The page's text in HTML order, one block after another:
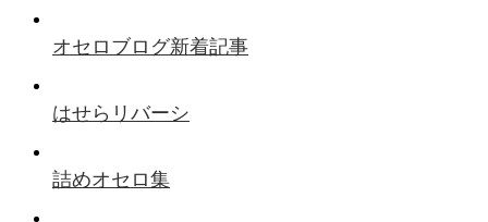
オセロブログ新着記事
はせらリバーシ
詰めオセロ集